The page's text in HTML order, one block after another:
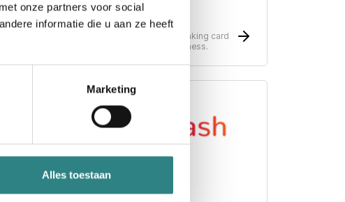
onze partners voor social
informatie die u aan ze heeft
Marketing
Alles toestaan
Nets
Payment solutions for your business. Making card
terminals possible no matter which business.